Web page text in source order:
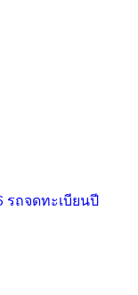
รถจดทะเบียนปี